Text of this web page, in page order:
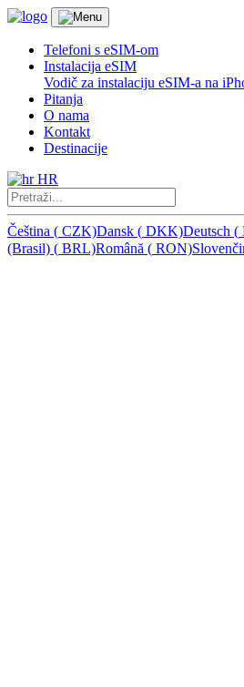
Telefoni s eSIM-om
Instalacija eSIM
Vodič za instalaciju eSIM-a na
Pitanja
O nama
Kontakt
Destinacije
HR
Čeština ( CZK)Dansk ( DKK)Deutsch (
(Brasil) ( BRL)Română ( RON)